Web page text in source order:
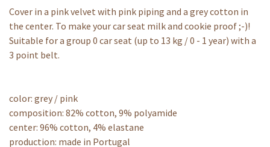
Cover in a pink velvet with pink piping and a grey cotton in
the center. To make your car seat milk and cookie proof ;-)!
Suitable for a group 0 car seat (up to 13 kg / 0 - 1 year) with a
3 point belt.
color: grey / pink
composition: 82% cotton, 9% polyamide
center: 96% cotton, 4% elastane
production: made in Portugal